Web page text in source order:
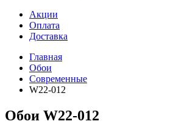
Акции
Оплата
Доставка
Главная
Обои
Современные
W22-012
Обои W22-012